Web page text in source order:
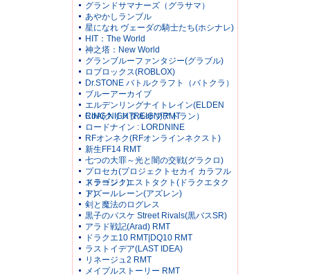
グランドサマナーズ（グラサマ）
あやかしランブル
星になれ ヴェーダの騎士たち(ホシナレ)
HIT：The World
神之塔：New World
グランブルーファンタジー(グラブル)
ロブロックス(ROBLOX)
Dr.STONE バトルクラフト（バトクラ）
ブルーアーカイブ
エルデンリングナイトレイン(ELDEN
RING NIGHTREIGN)RMT
CoA(クリスタルオブアトラン）
ロードナイン : LORDNINE
RFオンネク(RFオンラインネクスト)
新生FF14 RMT
七つの大罪～光と闇の交戦(グラクロ)
プロセカ(プロジェクトセカイ カラフル
ステージ！)
ドラゴンクエストタクト(ドラクエタク
ト)
アズールレーン(アズレン)
剣と魔法のログレス
黒子のバスケ Street Rivals(黒バスSR)
アラド戦記(Arad) RMT
ドラクエ10 RMT|DQ10 RMT
ラストイデア(LAST IDEA)
リネージュ2 RMT
メイプルストーリー RMT